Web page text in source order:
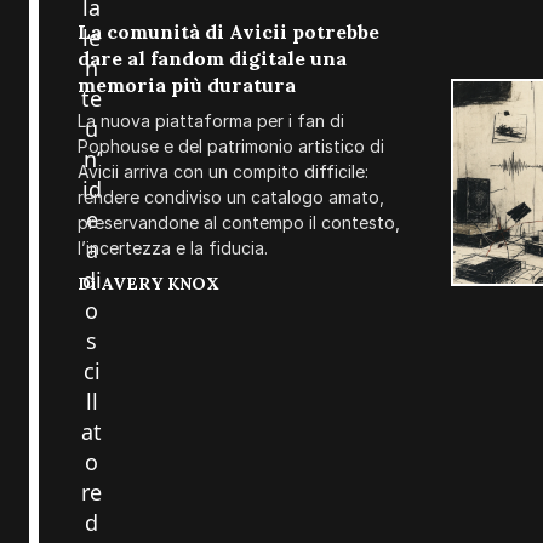
la
le
n
te
u
n’
id
e
a
di
o
s
ci
at
o
re
d
La comunità di Avicii potrebbe
dare al fandom digitale una
memoria più duratura
La nuova piattaforma per i fan di
Pophouse e del patrimonio artistico di
Avicii arriva con un compito difficile:
rendere condiviso un catalogo amato,
preservandone al contempo il contesto,
l’incertezza e la fiducia.
Di AVERY KNOX